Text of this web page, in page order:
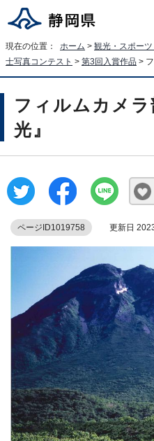
現在の位置： ホーム > 観光・スポー
士写真コンテスト > 第3回入賞作品 >
フィルムカメ
光』
ページID1019758 更新日